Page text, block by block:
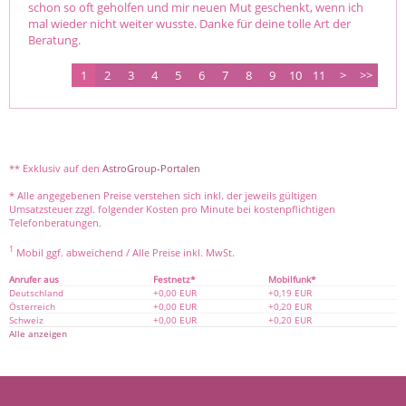
schon so oft geholfen und mir neuen Mut geschenkt, wenn ich
mal wieder nicht weiter wusste. Danke für deine tolle Art der
Beratung.
1 2 3 4 5 6 7 8 9 10 11 > >>
** Exklusiv auf den AstroGroup-Portalen
* Alle angegebenen Preise verstehen sich inkl. der jeweils gültigen
Umsatzsteuer zzgl. folgender Kosten pro Minute bei kostenpflichtigen
Telefonberatungen.
1 Mobil ggf. abweichend / Alle Preise inkl. MwSt.
Anrufer aus Festnetz*
Mobilfunk*
Deutschland
+0,00 EUR
+0,19 EUR
Österreich
+0,00 EUR
+0,20 EUR
Schweiz
+0,00 EUR
+0,20 EUR
Alle anzeigen